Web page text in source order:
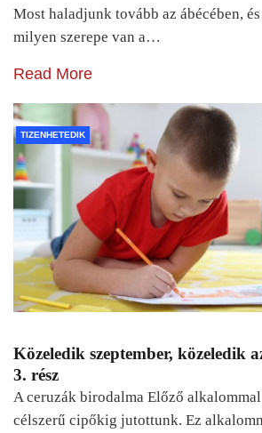
Most haladjunk tovább az ábécében,
milyen szerepe van a…
Read More
TIZENHETEDIK
Közeledik szeptember, közeledik
3. rész
A ceruzák birodalma Előző
célszerű cipőkig jutottunk. Ez